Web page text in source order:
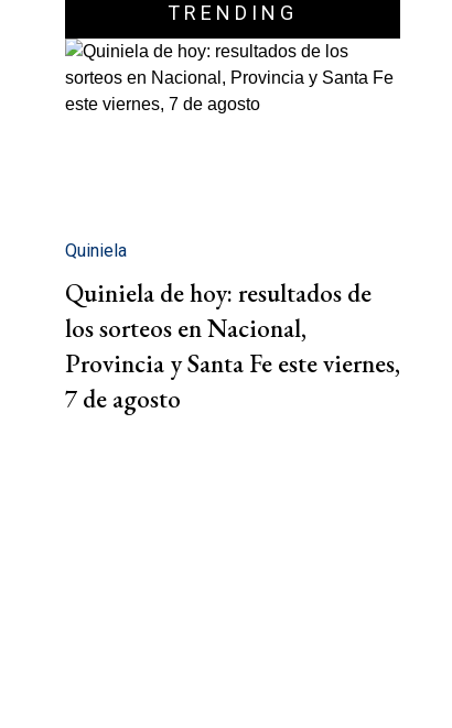
TRENDING
Quiniela
Quiniela de hoy: resultados de
los sorteos en Nacional,
Provincia y Santa Fe este viernes,
7 de agosto